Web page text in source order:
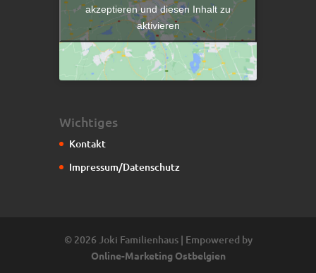
akzeptieren und diesen Inhalt zu
aktivieren
Wichtiges
Kontakt
Impressum/Datenschutz
© 2026 Joki Familienhaus | Empowered by
Online-Marketing Ostbelgien